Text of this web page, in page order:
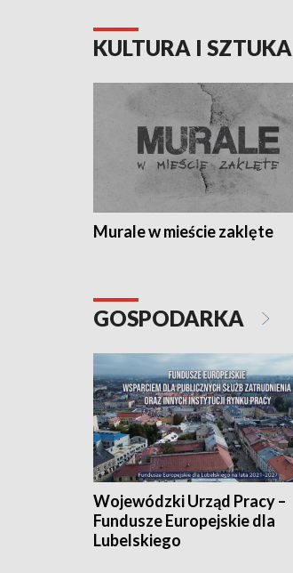
KULTURA I SZTUKA
Murale w mieście zaklęte
GOSPODARKA
Wojewódzki Urząd Pracy –
Fundusze Europejskie dla
Lubelskiego